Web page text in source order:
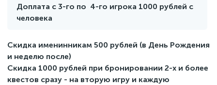
затеряться в глубинах памяти, нужно успеть найти
ответ и вернуться за 60 минут! Противопоказания к
Доплата c 3-го по 4-го игрока 1000 рублей с
человека
Скидка именинникам 500 рублей (в День Рождения
и неделю после)
Скидка 1000 рублей при бронировании 2-х и более
квестов сразу - на вторую игру и каждую